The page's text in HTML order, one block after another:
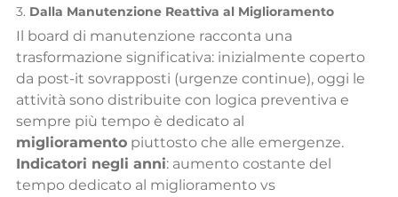
3. Dalla Manutenzione Reattiva al Miglioramento
Il board di manutenzione racconta una
trasformazione significativa: inizialmente coperto
da post-it sovrapposti (urgenze continue), oggi le
attività sono distribuite con logica preventiva e
sempre più tempo è dedicato al
miglioramento piuttosto che alle emergenze.
Indicatori negli anni: aumento costante del
tempo dedicato al miglioramento vs